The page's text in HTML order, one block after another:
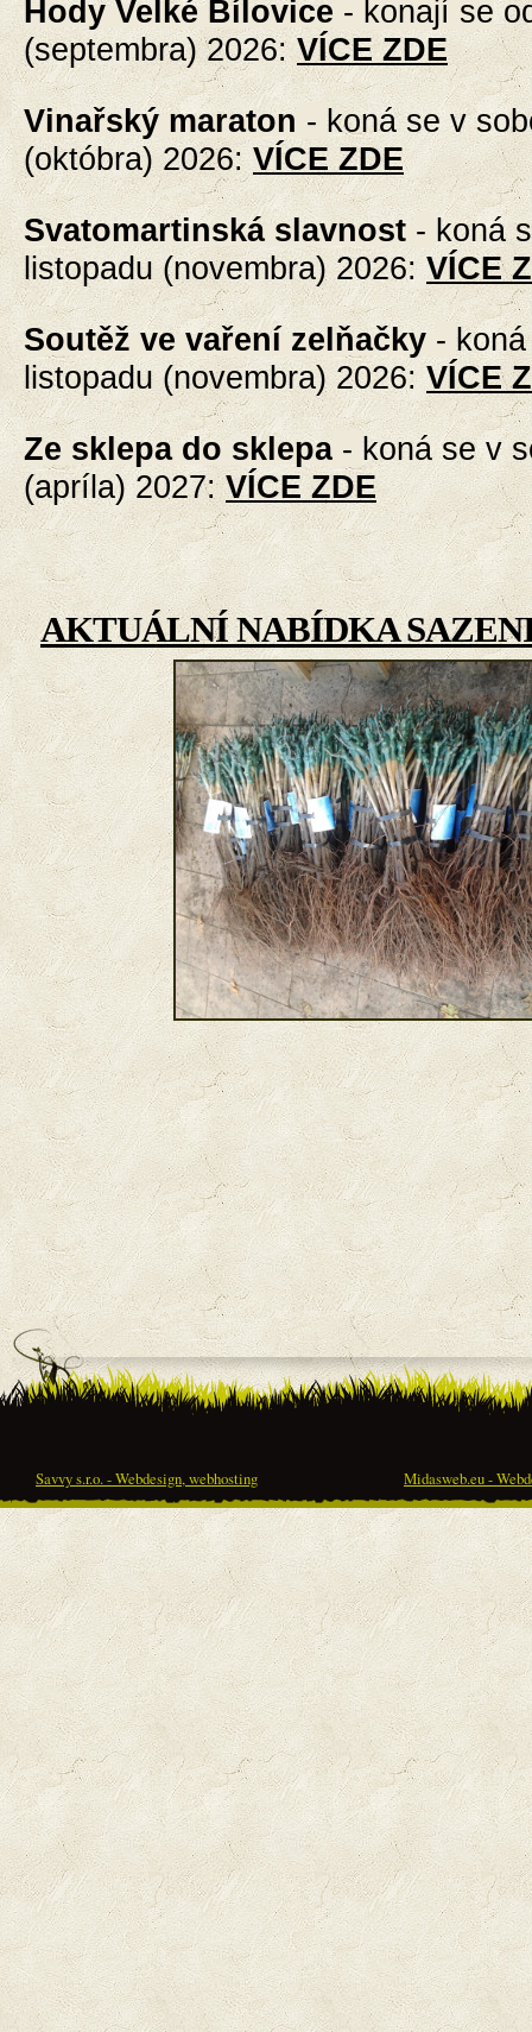
Hody Velké Bílovice - konají se
(septembra) 2026:VÍCE ZDE
Vinařský maraton - koná se v
(októbra) 2026:VÍCE ZDE
Svatomartinská slavnost - koná
listopadu (novembra) 2026: VÍCE
Soutěž ve vaření zelňačky -
listopadu (novembra) 2026: VÍCE
Ze sklepa do sklepa - koná se v
(apríla) 2027:VÍCE ZDE
AKTUÁLNÍ NABÍDKA
Savvy s.r.o. - Webdesign, webhosting Midasweb.eu -